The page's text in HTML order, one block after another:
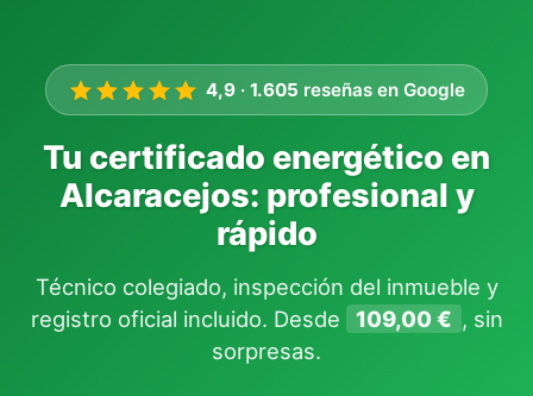
4,9 · 1.605 reseñas en Google
Tu certificado energético en
Alcaracejos: profesional y
rápido
Técnico colegiado, inspección del inmueble y
registro oficial incluido. Desde
109,00 € , sin
sorpresas.